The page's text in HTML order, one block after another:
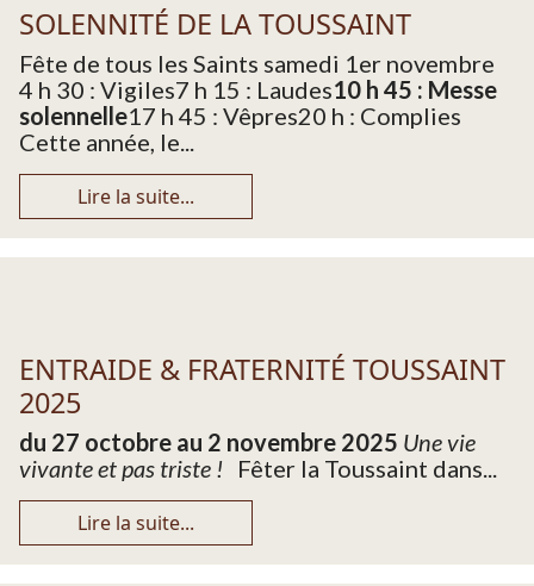
SOLENNITÉ DE LA TOUSSAINT
Fête de tous les Saints samedi 1er novembre
4 h 30 : Vigiles7 h 15 : Laudes10 h 45 : Messe
solennelle17 h 45 : Vêpres20 h : Complies
Cette année, le...
Lire la suite...
ENTRAIDE & FRATERNITÉ TOUSSAINT
2025
du 27 octobre au 2 novembre 2025 Une vie
vivante et pas triste ! Fêter la Toussaint dans...
Lire la suite...